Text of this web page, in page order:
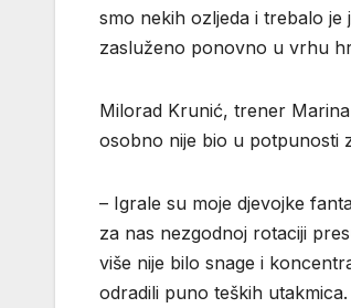
smo nekih ozljeda i trebalo je
zasluženo ponovno u vrhu
Milorad Krunić, trener
osobno nije bio u potpunosti
– Igrale su moje djevojke
za nas nezgodnoj rotaciji
više nije bilo snage i
odradili puno teških